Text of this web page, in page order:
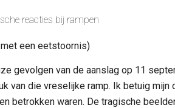
reacties bij rampen
een eetstoornis)
gevolgen van de aanslag op 11
van die vreselijke ramp. Ik betuig
betrokken waren. De tragische